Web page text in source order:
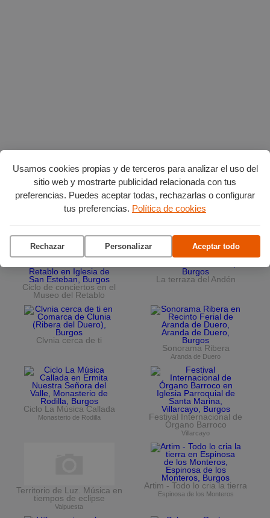
Usamos cookies propias y de terceros para analizar el uso del
sitio web y mostrarte publicidad relacionada con tus
preferencias. Puedes aceptar todas, rechazarlas o configurar
tus preferencias. Política de cookies
Rechazar Personalizar Aceptar todo
Planes en agostopor Burgos
Ciclo de conciertos en el
Museo del Retablo
La terraza del Andén
Clvnia cerca de ti
Sonorama Ribera
Aranda de Duero
Ciclo La Música Callada
Monasterio de Rodilla
Festival Internacional de
Órgano Barroco
Villarcayo
Territorio de Luz. Música en
tiempos de eclipse
Valpuesta
Artim - Todo lo cria la tierra
Espinosa de los Monteros